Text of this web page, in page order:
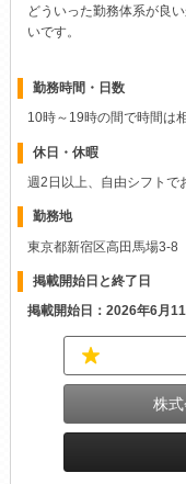
どういった勤務体系が良
いです。
勤務時間・日数
10時～19時の間で時間は
休日・休暇
週2日以上、自由シフトで
勤務地
東京都新宿区高田馬場3-8
掲載開始日と終了日
掲載開始日：2026年6月
株